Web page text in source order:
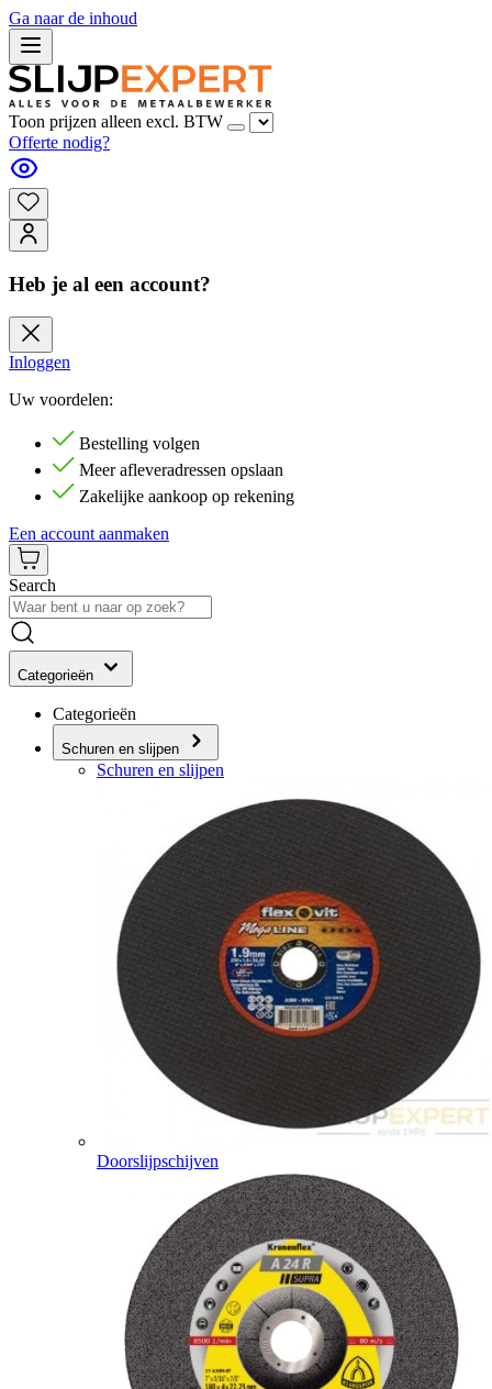
Ga naar de inhoud
Toon prijzen alleen excl. BTW
Offerte nodig?
Heb je al een account?
Inloggen
Uw voordelen:
Bestelling volgen
Meer afleveradressen opslaan
Zakelijke aankoop op rekening
Een account aanmaken
Search
Categorieën
Categorieën
Schuren en slijpen
Schuren en slijpen
Doorslijpschijven